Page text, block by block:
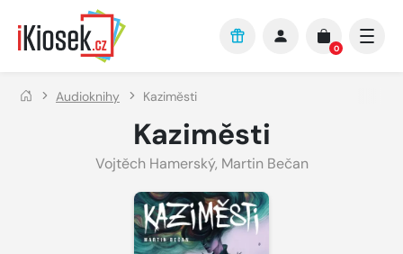
Přejít na hlavní obsah
0
Audioknihy Kaziměsti
Kaziměsti
Vojtěch Hamerský, Martin Bečan